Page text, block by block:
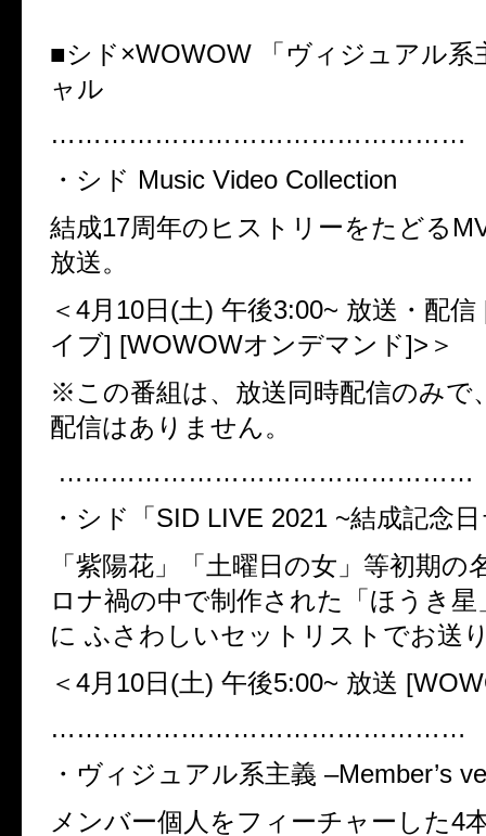
■シド×WOWOW 「ヴィジュアル系
ャル
…………………………………………
・シド Music Video Collection
結成17周年のヒストリーをたどる
放送。
＜4月10日(土) 午後3:00~ 放送・配
イブ] [WOWOWオンデマンド]>＞
※この番組は、放送同時配信のみで
配信はありません。
…………………………………………
・シド「SID LIVE 2021 ~結成記念
「紫陽花」「土曜日の女」等初期の
ロナ禍の中で制作された「ほうき星
に ふさわしいセットリストでお送
＜4月10日(土) 午後5:00~ 放送
…………………………………………
・ヴィジュアル系主義 –Member’s
メンバー個人をフィーチャーした4